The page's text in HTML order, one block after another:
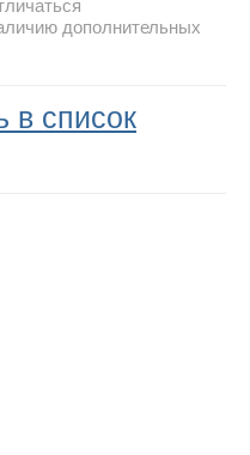
дополнительных
в список